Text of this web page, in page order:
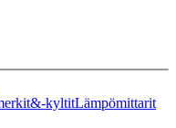
kyltitLämpömittarit